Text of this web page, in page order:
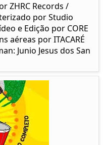
ZHRC Records /
por Studio
e Edição por CORE
aéreas por ITACARÉ
Junio Jesus dos San